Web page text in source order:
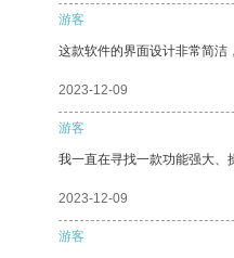
游客
这款软件的界面设计非常简洁
2023-12-09
游客
我一直在寻找一款功能强大、
2023-12-09
游客